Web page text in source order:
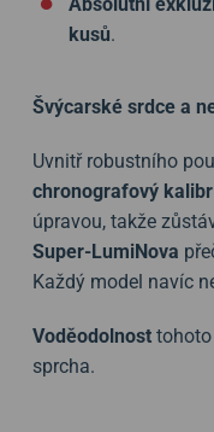
kusů.
Švýcarské srdce a
Uvnitř robustního
chronografový
úpravou, takže
Super-LumiNova
Každý model navíc
Voděodolnost
sprcha.